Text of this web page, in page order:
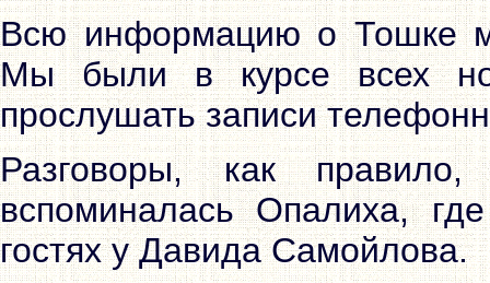
Всю информацию о Тошке
Мы были в курсе всех
прослушать записи
Разговоры, как
вспоминалась Опалиха,
гостях у Давида Самойлова.